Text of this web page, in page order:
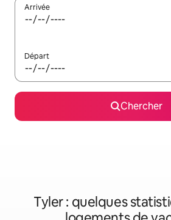
Arrivée
Départ
Chercher
Tyler : quelques